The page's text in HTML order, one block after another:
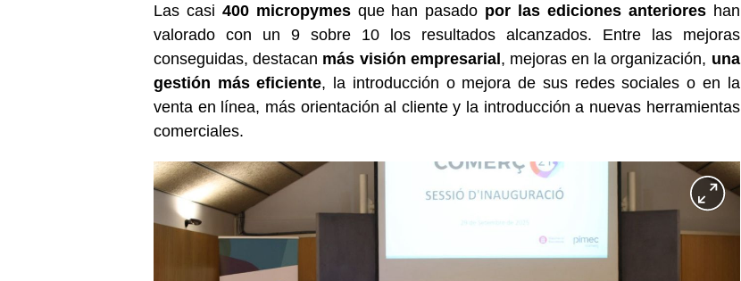
Las casi 400 micropymesque han pasado por las ediciones anterioreshan
valorado con un 9 sobre 10 los resultados alcanzados. Entre las mejoras
conseguidas, destacan más visión empresarial, mejoras en la organización, una
gestión más eficiente, la introducción o mejora de sus redes sociales o en la
venta en línea, más orientación al cliente y la introducción a nuevas herramientas
comerciales.